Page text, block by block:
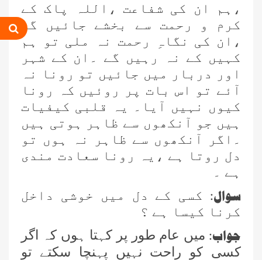
،ہم ان کی شفاعت ،اللہ پاک کے
کرم و رحمت سے بخشے جائیں گے
،ان کی نگاہِ رحمت نہ ملی تو ہم
کہیں کے نہ رہیں گے ۔ان کے شہر
اور دربار میں جائیں تو رونا نہ
آئے تو اس بات پر روئیں کہ رونا
کیوں نہیں آیا۔ یہ قلبی کیفیات
ہیں جو آنکھوں سے ظاہر ہوتی ہیں
۔اگر آنکھوں سے ظاہر نہ ہوں تو
دل روتا ہے ،یہ رونا سعادت مندی
ہے ۔
سوال: کسی کے دل میں خوشی داخل
کرنا کیسا ہے ؟
جواب: میں عام طور پر کہتا ہوں کہ اگر
کسی کو راحت نہیں پہنچا سکتے تو